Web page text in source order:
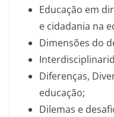
Educação em
e cidadania na
Dimensões do
Diferenças,
educação;
Dilemas e